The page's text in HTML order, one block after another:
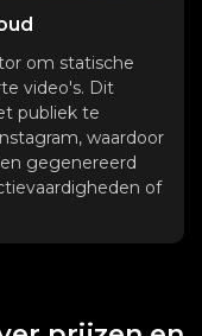
om statische
video's. Dit
publiek te
waardoor
gegenereerd
of